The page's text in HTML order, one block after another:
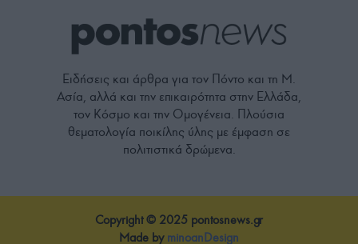
Ειδήσεις και άρθρα για τον Πόντο και τη Μ.
Ασία, αλλά και την επικαιρότητα στην Ελλάδα,
τον Κόσμο και την Ομογένεια. Πλούσια
θεματολογία ποικίλης ύλης με έμφαση σε
πολιτιστικά δρώμενα.
Copyright © 2025 pontosnews.gr
Made by minoanDesign